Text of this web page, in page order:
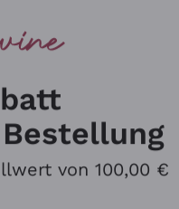
von 100,00 €